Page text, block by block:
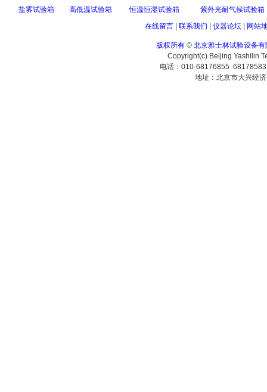
盐雾试验箱 高低温试验箱 恒温恒湿试验箱
紫外光耐气候试验箱
在线留言| 联系我们 仪器论坛| 网站
版权所有 © 北京雅士林试验设备有
Copyright(c) Beijing Yashilin
电话：010-68176855
地址：北京市大兴经